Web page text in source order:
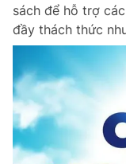
sách để hỗ trợ
đầy thách thức